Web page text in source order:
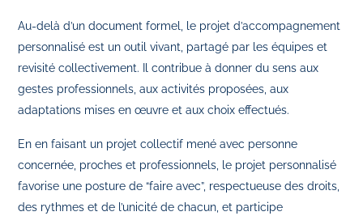
Au‑delà d’un document formel, le projet d’accompagnement
personnalisé est un outil vivant, partagé par les équipes et
revisité collectivement. Il contribue à donner du sens aux
gestes professionnels, aux activités proposées, aux
adaptations mises en œuvre et aux choix effectués.
En en faisant un projet collectif mené avec personne
concernée, proches et professionnels, le projet personnalisé
favorise une posture de “faire avec”, respectueuse des droits,
des rythmes et de l’unicité de chacun, et participe